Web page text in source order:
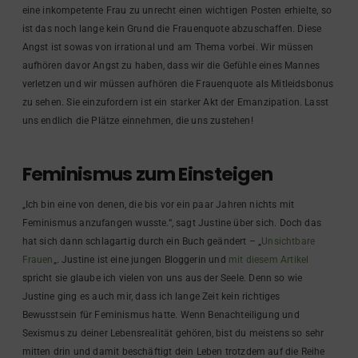
eine inkompetente Frau zu unrecht einen wichtigen Posten erhielte, so
ist das noch lange kein Grund die Frauenquote abzuschaffen. Diese
Angst ist sowas von irrational und am Thema vorbei. Wir müssen
aufhören davor Angst zu haben, dass wir die Gefühle eines Mannes
verletzen und wir müssen aufhören die Frauenquote als Mitleidsbonus
zu sehen. Sie einzufordern ist ein starker Akt der Emanzipation. Lasst
uns endlich die Plätze einnehmen, die uns zustehen!
Feminismus zum Einsteigen
„Ich bin eine von denen, die bis vor ein paar Jahren nichts mit
Feminismus anzufangen wusste.“, sagt Justine über sich. Doch das
hat sich dann schlagartig durch ein Buch geändert – „Unsichtbare
Frauen „. Justine ist eine jungen Bloggerin und mit diesem Artikel
spricht sie glaube ich vielen von uns aus der Seele. Denn so wie
Justine ging es auch mir, dass ich lange Zeit kein richtiges
Bewusstsein für Feminismus hatte. Wenn Benachteiligung und
Sexismus zu deiner Lebensrealität gehören, bist du meistens so sehr
mitten drin und damit beschäftigt dein Leben trotzdem auf die Reihe